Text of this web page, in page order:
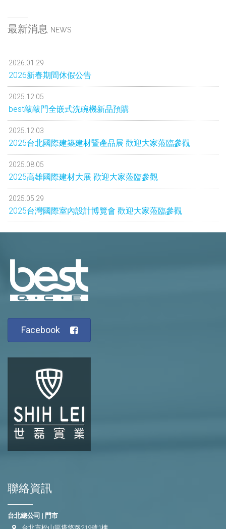
最新消息 NEWS
2026.01.29
2026新春期間休假公告
2025.12.05
best敲敲門全嵌式洗碗機新品預購
2025.12.03
2025台北國際建築建材暨產品展 歡迎大家蒞臨參觀
2025.08.05
2025高雄國際建材大展 歡迎大家蒞臨參觀
2025.05.29
2025台灣國際室內設計博覽會 歡迎大家蒞臨參觀
Facebook
聯絡資訊
台北總公司 | 門市